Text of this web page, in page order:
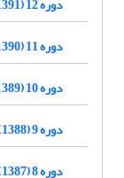
دوره 11 (1390)
دوره 10 (1389)
دوره 9 (1388)
دوره 8 (1387)